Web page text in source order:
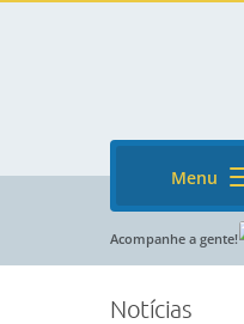
Menu
Acompanhe a gente!
Notícias